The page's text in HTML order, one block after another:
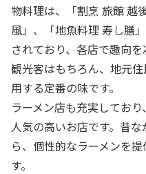
物料理は、「割烹 旅館 越
風」、「地魚料理 寿し膳
されており、各店で趣向を
観光客はもちろん、地元
用する定番の味です。
ラーメン店も充実してお
人気の高いお店です。昔
ら、個性的なラーメンを
す。